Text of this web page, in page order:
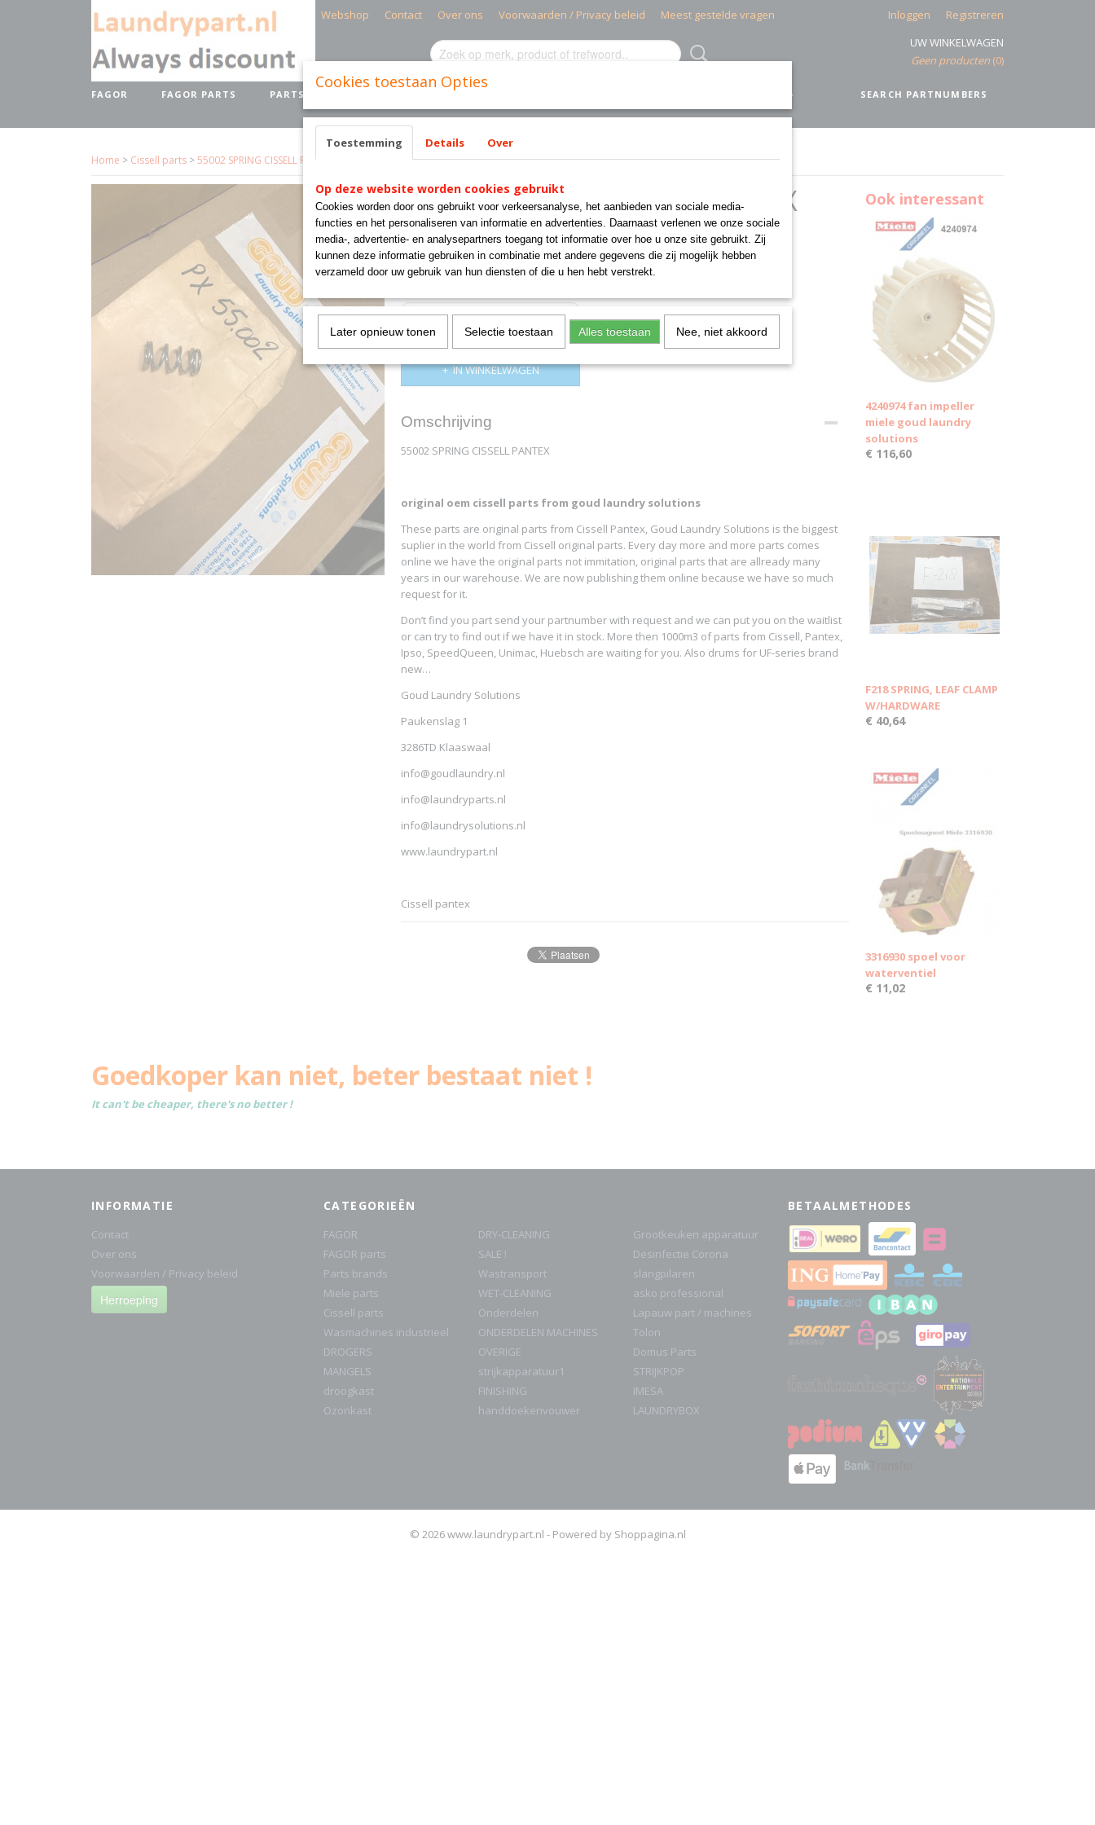
Webshop Contact Over ons Voorwaarden / Privacy beleid Meest gestelde vragen Inloggen
Registreren
UW WINKELWAGEN
Geen producten (0)
SEARCH PARTNUMBERS
FAGOR FAGOR PARTS PARTS BRANDS MIELE PARTS +
Home > Cissell parts >55002 SPRING CISSELL PANTEX
55002 SPRING CISSELL PANTEX
€ 9,50 (exclusief btw 21%)
✓ Op voorraad
IN WINKELWAGEN
Omschrijving
55002 SPRING CISSELL PANTEX
original oem cissell parts from goud laundry solutions
These parts are original parts from Cissell Pantex, Goud Laundry Solutions is the biggest
suplier in the world from Cissell original parts. Every day more and more parts comes
online we have the original parts not immitation, original parts that are allready many
years in our warehouse. We are now publishing them online because we have so much
request for it.
Don’t find you part send your partnumber with request and we can put you on the waitlist
or can try to find out if we have it in stock. More then 1000m3 of parts from Cissell, Pantex,
Ipso, SpeedQueen, Unimac, Huebsch are waiting for you. Also drums for UF-series brand
new…
Goud Laundry Solutions
Paukenslag 1
3286TD Klaaswaal
info@goudlaundry.nl
info@laundryparts.nl
info@laundrysolutions.nl
www.laundrypart.nl
Cissell pantex
Ook interessant
4240974 fan impeller
miele goud laundry
solutions
€ 116,60
F218 SPRING, LEAF CLAMP
W/HARDWARE
€ 40,64
3316930 spoel voor
waterventiel
€ 11,02
Goedkoper kan niet, beter bestaat niet !
It can't be cheaper, there's no better !
INFORMATIE
Contact
Over ons
Voorwaarden / Privacy beleid
Herroeping
CATEGORIEËN
FAGOR
FAGOR parts
Parts brands
Miele parts
Cissell parts
Wasmachines industrieel
DROGERS
MANGELS
droogkast
Ozonkast
DRY-CLEANING
SALE !
Wastransport
WET-CLEANING
Onderdelen
ONDERDELEN MACHINES
OVERIGE
strijkapparatuur1
FINISHING
handdoekenvouwer
Grootkeuken apparatuur
Desinfectie Corona
slangpilaren
asko professional
Lapauw part / machines
Tolon
Domus Parts
STRIJKPOP
IMESA
LAUNDRYBOX
BETAALMETHODES
© 2026 www.laundrypart.nl - Powered by Shoppagina.nl
Cookies toestaan Opties
Toestemming Details Over
Op deze website worden cookies gebruikt
Cookies worden door ons gebruikt voor verkeersanalyse, het aanbieden van sociale media-
functies en het personaliseren van informatie en advertenties. Daarnaast verlenen we onze sociale
media-, advertentie- en analysepartners toegang tot informatie over hoe u onze site gebruikt. Zij
kunnen deze informatie gebruiken in combinatie met andere gegevens die zij mogelijk hebben
verzameld door uw gebruik van hun diensten of die u hen hebt verstrekt.
Later opnieuw tonen Selectie toestaan Alles toestaan Nee, niet akkoord